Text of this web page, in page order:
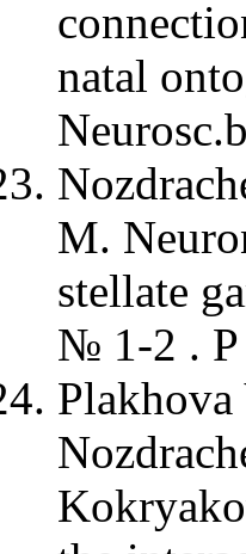
natal
M.
stellate
№ 1-2 . P